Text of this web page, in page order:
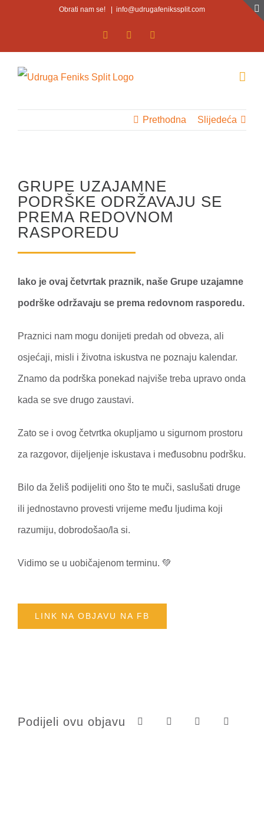
content
Obrati nam se! info@udrugafenikssplit.com
FacebookFacebook
Prethodna Slijedeća
GRUPE UZAJAMNE
PODRŠKE ODRŽAVAJU SE
PREMA REDOVNOM
RASPOREDU
Iako je ovaj četvrtak praznik, naše Grupe uzajamne
podrške održavaju se prema redovnom rasporedu.
Praznici nam mogu donijeti predah od obveza, ali
osjećaji, misli i životna iskustva ne poznaju kalendar.
Znamo da podrška ponekad najviše treba upravo onda
kada se sve drugo zaustavi.
Zato se i ovog četvrtka okupljamo u sigurnom prostoru
za razgovor, dijeljenje iskustava i međusobnu podršku.
Bilo da želiš podijeliti ono što te muči, saslušati druge
ili jednostavno provesti vrijeme među ljudima koji
razumiju, dobrodošao/la si.
Vidimo se u uobičajenom terminu. 💚
LINK NA OBJAVU NA FB
Podijeli ovu objavu